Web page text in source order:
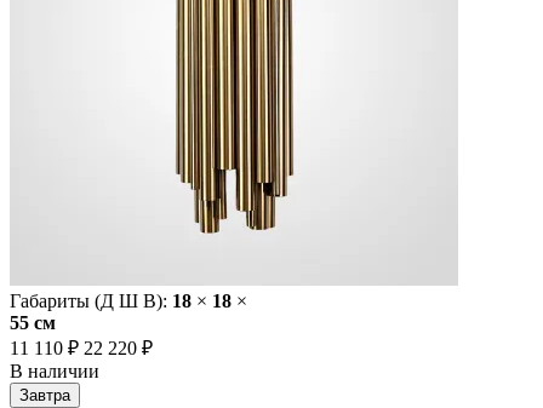
Габариты (Д Ш В): 18 × 18 ×
55 cм
11 110 ₽ 22 220 ₽
В наличии
Завтра